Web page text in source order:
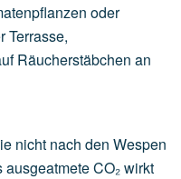
oder
Terrasse,
Räucherstäbchen an
nicht nach den Wespen
CO₂ wirkt